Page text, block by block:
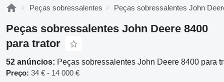
Peças sobressalentes Peças sobressalentes John
Peças sobressalentes John Deere 8400
para trator
52 anúncios: Peças sobressalentes John Deere 8400 para
Preço: 34 € - 14 000 €